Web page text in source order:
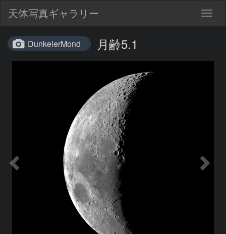
天体写真ギャラリー
DunkelerMond 月齢5.1